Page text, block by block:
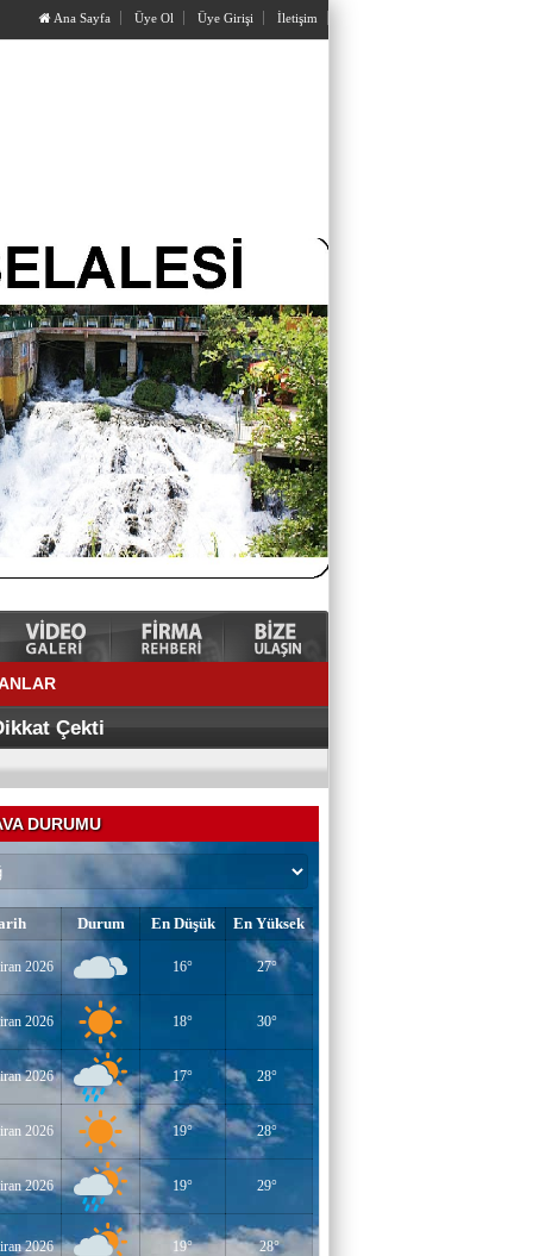
Ana Sayfa Üye Ol Üye Girişi İletişim
Çekti
DURUMU
Durum En Düşük En Yüksek
2026 16° 27°
2026 18° 30°
2026 17° 28°
2026 19° 28°
2026 19° 29°
2026 19° 28°
YAZAR-ŞAİR MİRAÇ DOĞAN
Mavi Işık İnsanları
EĞİTİMCİ-YAZAR TUNER
YERLİKAYA
İNSANLAR İLE KONUŞURKEN YERE
BAKMAK
EĞİTİMCİ - YAZAR : MİDRAN YOKUŞ
DİKİLİ TAŞLAR - 8